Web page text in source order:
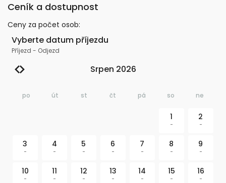
Ceník a dostupnost
Ceny za počet osob:
Vyberte datum příjezdu
Příjezd - Odjezd
Srpen 2026
po út st čt pá so ne
1
-
2
-
3
-
4
-
5
-
6
-
7
-
8
-
9
-
10
-
11
-
12
-
13
-
14
-
15
-
16
-